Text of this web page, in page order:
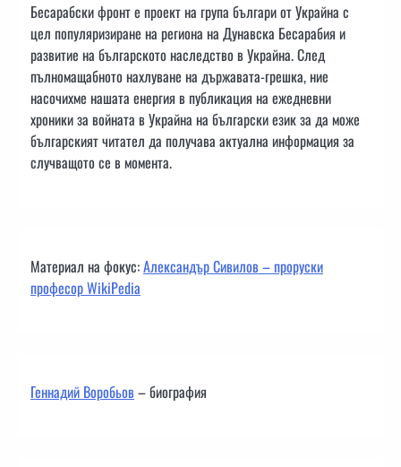
Бесарабски фронт е проект на група българи от Украйна с
цел популяризиране на региона на Дунавска Бесарабия и
развитие на българското наследство в Украйна. След
пълномащабното нахлуване на държавата-грешка, ние
насочихме нашата енергия в публикация на ежедневни
хроники за войната в Украйна на български език за да може
българският читател да получава актуална информация за
случващото се в момента.
Материал на фокус:Александър Сивилов – проруски
професор WikiPedia
Геннадий Воробьов– биография